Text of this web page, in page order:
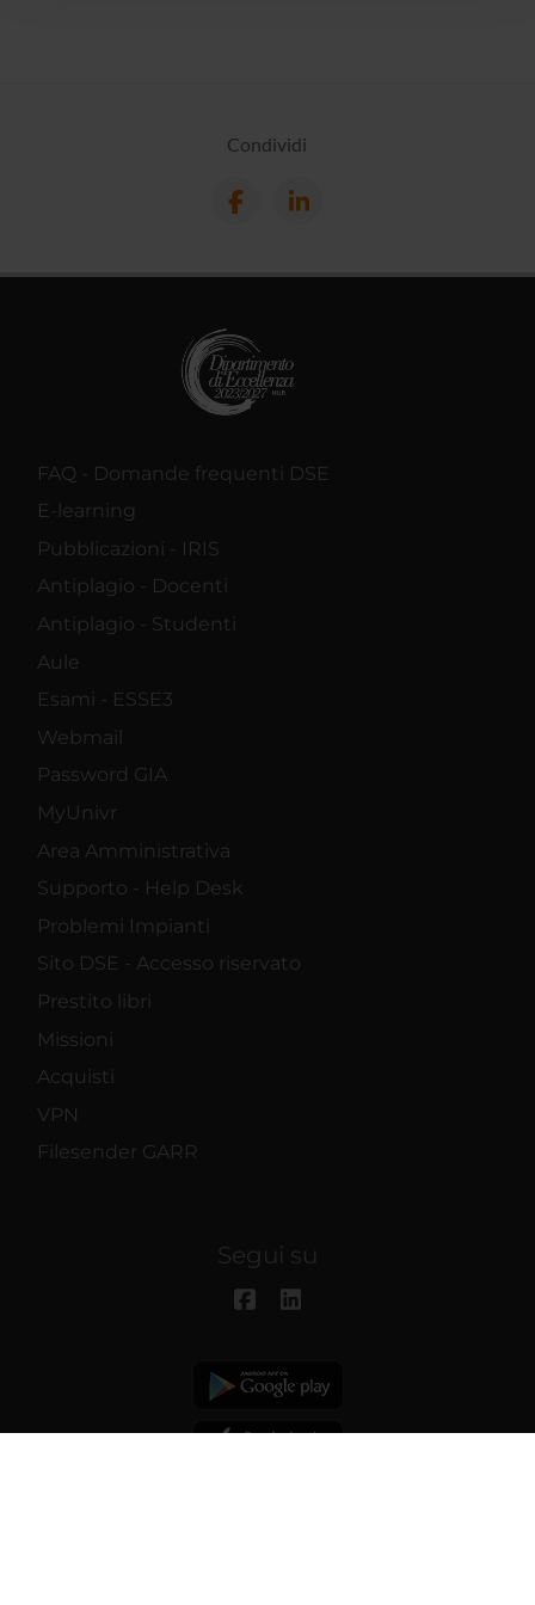
Condividi
FAQ - Domande frequenti DSE
E-learning
Pubblicazioni - IRIS
Antiplagio - Docenti
Antiplagio - Studenti
Aule
Esami - ESSE3
Webmail
Password GIA
MyUnivr
Area Amministrativa
Supporto - Help Desk
Problemi Impianti
Sito DSE - Accesso riservato
Prestito libri
Missioni
Acquisti
VPN
Filesender GARR
Segui su